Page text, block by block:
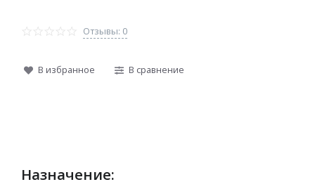
Отзывы: 0
В избранное В сравнение
Назначение: